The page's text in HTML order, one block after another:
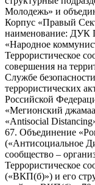
Молодежь» и
Корпус «Правый
наименование: ДУК
«Народное
Террористическое
совершения на
Службе
террористических
Российской
«Мегионский
«Antisocial
67. Объединение
(«Антисоциальное
сообщество –
Террористическое
(«ВКП(б)») и его